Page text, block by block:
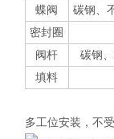
蝶阀
碳钢、
密封圈
阀杆
碳钢
填料
多工位安装，不